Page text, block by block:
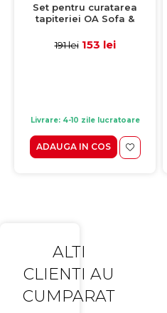
Set pentru curatarea
tapiteriei OA Sofa &
Laveta din microfibra
191 lei 153 lei
Livrare: 4-10 zile lucratoare
ADAUGA IN COS
ALTI
CLIENTI AU
CUMPARAT